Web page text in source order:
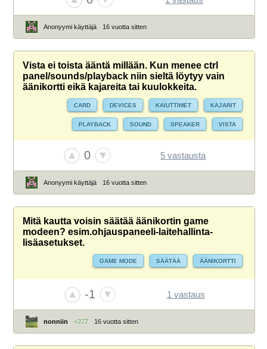
Anonyymi käyttäjä 16 vuotta sitten
Vista ei toista ääntä millään. Kun menee ctrl
panel/sounds/playback niin sieltä löytyy vain
äänikortti eikä kajareita tai kuulokkeita.
CARD DEVICES KAIUTTIMET KAJARIT
PLAYBACK SOUND SPEAKER VISTA
0 5 vastausta
Anonyymi käyttäjä 16 vuotta sitten
Mitä kautta voisin säätää äänikortin game
modeen? esim.ohjauspaneeli-laitehallinta-
lisäasetukset.
GAME MODE SÄÄTÄÄ ÄÄNIKORTTI
-1 1 vastaus
nonniin +277 16 vuotta sitten